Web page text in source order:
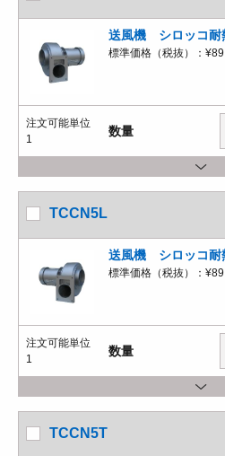
送風機 シロッコ
標準価格（税抜）：
注文可能単位
1
数量
TCCN5L
送風機 シロッコ
標準価格（税抜）：
注文可能単位
1
数量
TCCN5T